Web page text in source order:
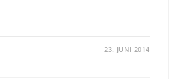
23. JUNI 2014